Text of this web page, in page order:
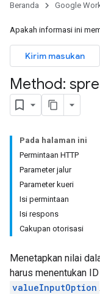
Beranda Google
Apakah informasi ini
Kirim masukan
Method:
Pada halaman ini
Permintaan HTTP
Parameter jalur
Parameter kueri
Isi permintaan
Isi respons
Cakupan otorisasi
Menetapkan nilai
harus menentukan
valueInputOption .